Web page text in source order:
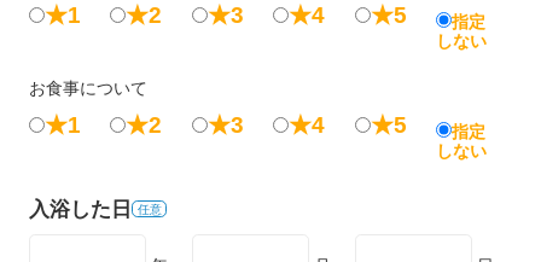
★1 ★2 ★3 ★4 ★5
指定
しない
お食事について
★1 ★2 ★3 ★4 ★5
指定
しない
入浴した日 任意